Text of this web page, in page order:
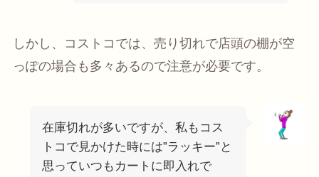
しかし、コストコでは、売り切れで店頭の棚が空
っぽの場合も多々あるので注意が必要です。
在庫切れが多いですが、私もコス
トコで見かけた時には”ラッキー”と
思っていつもカートに即入れで